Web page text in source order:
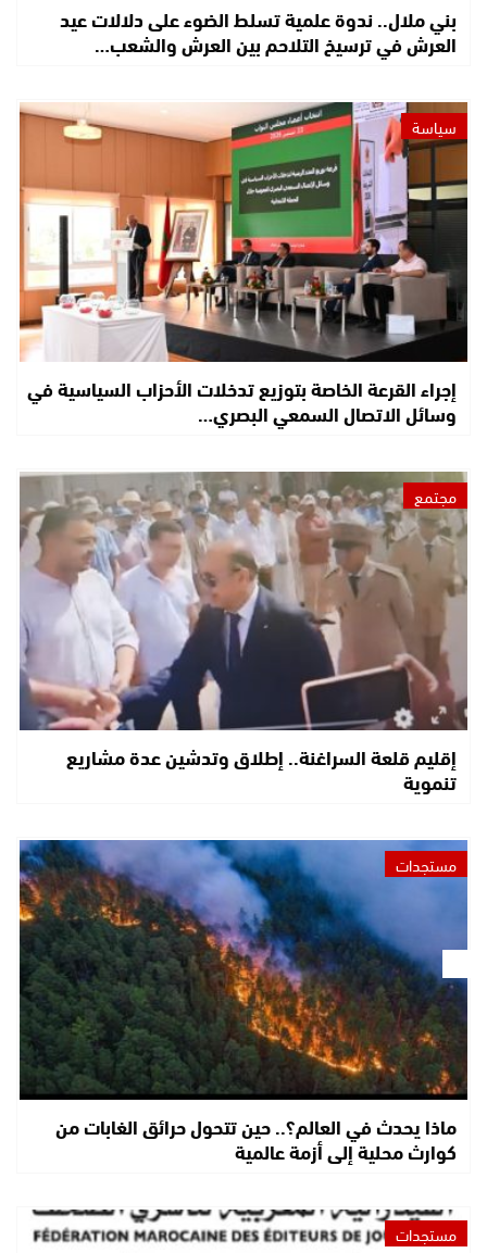
بني ملال.. ندوة علمية تسلط الضوء على دلالات عيد
العرش في ترسيخ التلاحم بين العرش والشعب…
سياسة
إجراء القرعة الخاصة بتوزيع تدخلات الأحزاب السياسية في
وسائل الاتصال السمعي البصري…
مجتمع
إقليم قلعة السراغنة.. إطلاق وتدشين عدة مشاريع
تنموية
مستجدات
ماذا يحدث في العالم؟.. حين تتحول حرائق الغابات من
كوارث محلية إلى أزمة عالمية
مستجدات